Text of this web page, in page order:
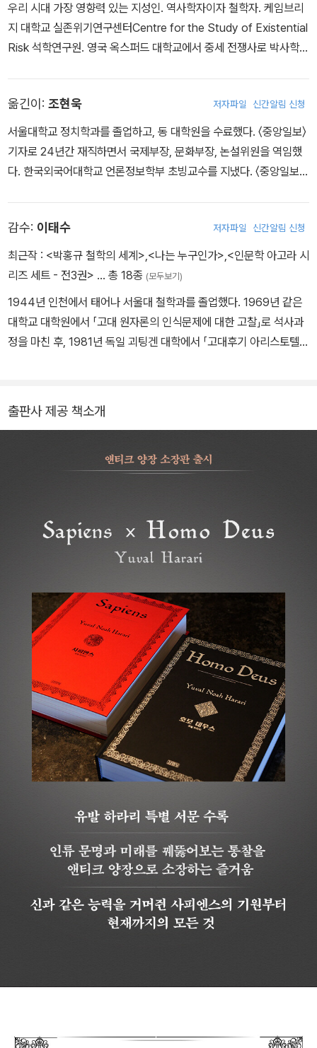
우리 시대 가장 영향력 있는 지성인. 역사학자이자 철학자. 케임브리
지 대학교 실존위기연구센터Centre for the Study of Existential
Risk 석학연구원. 영국 옥스퍼드 대학교에서 중세 전쟁사로 박사학위
세기 들어 과학과 기술이 불러일으킨 윤리적 문제 등 거시적인 주제
를 연구하고 있다. 2022년 미국 외신기자협회 명예상을 수상했고, 2
018년·2020년·2026년에 다보스에서 열린 세계경제포럼에서 인류
의 미래에 관해 기조연설을 했다. 2019년 배우자 이치크 야하브와 교
공동 창립해 현재 세계가 직면한 가장 중요한 문제들에 대한 공론장
을 활성화시키는 데 기여할 방법을 모색하고 있다. 〈뉴욕타임스〉 〈파
코로나19 사태, 러시아의 우크라이나 침공, 이스라엘-하마스 전쟁 등
현안에 대해 발언하며 대중과 소통하고 있다.
옮긴이: 조현욱 저자파일 신간알림 신청
서울대학교 정치학과를 졸업하고, 동 대학원을 수료했다. 〈중앙일보〉
기자로 24년간 재직하면서 국제부장, 문화부장, 논설위원을 역임했
다. 한국외국어대학교 언론정보학부 초빙교수를 지냈다. 〈중앙일보〉
‘과학과소통’ 대표로서 대중 강연과 글쓰기에 힘쓰고 있다. 옮긴 책으
로 《사피엔스》 《호모사피엔스와 과학적 사고의 역사》 《최종 이론은
없다》 《이성적 낙관주의자》 《창조의 엔진》 《동시성의 과학, 싱크》
감수: 이태수 저자파일 신간알림 신청
최근작 : <박홍규 철학의 세계>,<나는 누구인가>,<인문학 아고라 시
리즈 세트 - 전3권> … 총 18종 (모두보기)
1944년 인천에서 태어나 서울대 철학과를 졸업했다. 1969년 같은
대학교 대학원에서 「고대 원자론의 인식문제에 대한 고찰」로 석사과
정을 마친 후, 1981년 독일 괴팅겐 대학에서 「고대후기 아리스토텔레
대 학장, 대학원장, 한국서양고전학회 회장, 한국철학회 회장을 지냈
장을 역임했다. 현재 인제대 인간환경미래연구원 원장, 서울대 명예
학문이 가야할 길』(공저, 아카넷, 2010), 『인문학 명강 서양고전』(공
저, 21세기북스, 2014)가 있고, 논문으로는 「『아이네이스』 6권에 나
타난 로마인의 가치관」, 「플라톤 철학에 있어서 지각의 문제」, 「아리
스토텔레스의 『토피카』와 그 전승」, 「인문학의 자리: 보편과 개별의
사이」, 「인간: 미완의 기획」, 「회의주의적 태도의 일관성: 자기논박 논
변에 대한 퓌론 회의주의의 대응」, 「덕과 좋음의 추구」, 「알렉산드로
스의 영혼 이론」, 「세이렌과 무사」, 「아리스토텔레스의 공간이해」, 「호
메로스의 영웅주의 윤리관」 등이 있다.
출판사 제공 책소개